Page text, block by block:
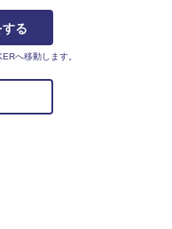
る
へ移動します。